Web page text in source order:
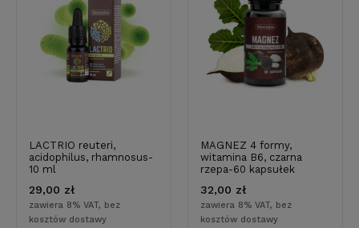
LACTRIO reuteri,
acidophilus, rhamnosus-
10 ml
29,00 zł
zawiera 8% VAT, bez
kosztów dostawy
MAGNEZ 4 formy,
witamina B6, czarna
rzepa-60 kapsułek
32,00 zł
zawiera 8% VAT, bez
kosztów dostawy